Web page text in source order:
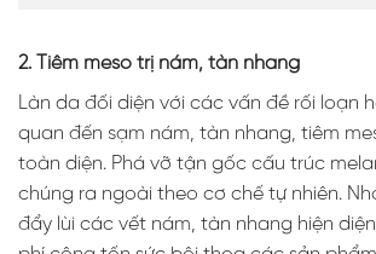
2. Tiêm meso trị nám, tàn nhang
Làn da đối diện với các vấn đề rối loạn
quan đến sạm nám, tàn nhang, tiêm
toàn diện. Phá vỡ tận gốc cấu trúc
chúng ra ngoài theo cơ chế tự nhiên.
đẩy lùi các vết nám, tàn nhang hiện